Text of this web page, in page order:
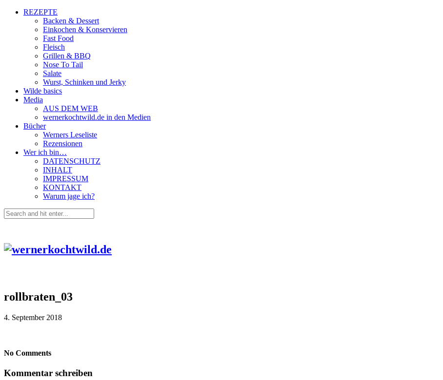
REZEPTE
Backen & Dessert
Einkochen & Konservieren
Fast Food
Fleisch
Grillen & BBQ
Nose To Tail
Salate
Wurst, Schinken und Jerky
Wilde basics
Media
AUS DEM WEB
wernerkochtwild.de in den Medien
Bücher
Werners Leseliste
Rezensionen
Wer ich bin…
DATENSCHUTZ
INHALT
IMPRESSUM
KONTAKT
Warum jage ich?
rollbraten_03
4. September 2018
No Comments
Kommentar schreiben